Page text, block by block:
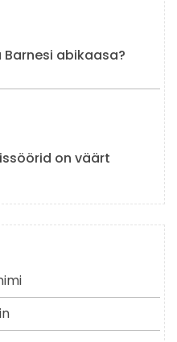
Barnesi abikaasa?
on väärt